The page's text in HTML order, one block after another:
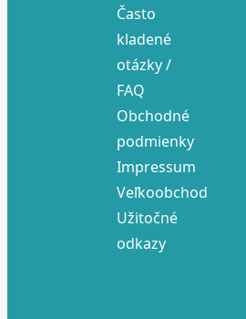
Často
kladené
otázky /
FAQ
Obchodné
podmienky
Impressum
Veľkoobchod
Užitočné
odkazy